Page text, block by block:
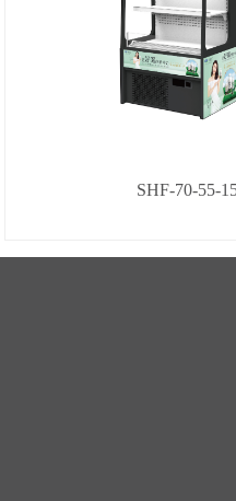
SHF-70-55-